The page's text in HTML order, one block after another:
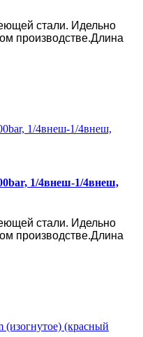
стали. Идельно
производстве.Длина
1/4внеш-1/4внеш,
стали. Идельно
производстве.Длина